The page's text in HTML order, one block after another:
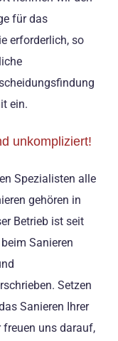
für das
erforderlich, so
ein.
unkompliziert!
Spezialisten alle
gehören in
Betrieb ist seit
Sanieren
Setzen
Sanieren Ihrer
freuen uns darauf,